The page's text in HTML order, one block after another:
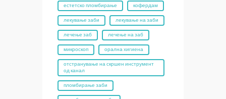
естетско пломбирање кофердам
лекување заби лекување на заби
лечење заб лечење на заб
микроскоп орална хигиена
отстранување на скршен инструмент
од канал
пломбирање заби